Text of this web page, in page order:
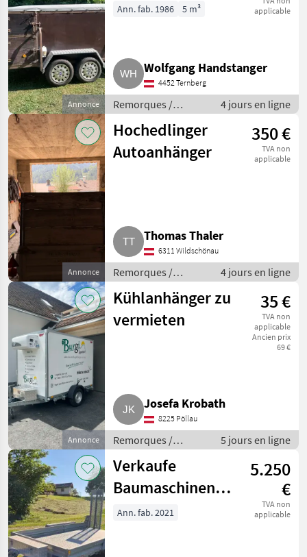
Annonce
VTP200
applicable
Ann. fab. 1986 5 m³
Wolfgang Handstanger
4452 Ternberg
Remorques /
Remorques de
voitures
4 jours en ligne
Annonce
Hochedlinger
Autoanhänger
350 €
TVA non
applicable
Thomas Thaler
6311 Wildschönau
Remorques /
Remorques de
voitures
4 jours en ligne
Annonce
Kühlanhänger zu
vermieten
35 €
TVA non
applicable
Ancien prix
69 €
Josefa Krobath
8225 Pöllau
Remorques /
Remorques de
voitures
5 jours en ligne
Verkaufe
Baumaschinenanhänger
Pongratz PMT
5.250
€
TVA non
applicable
Ann. fab. 2021